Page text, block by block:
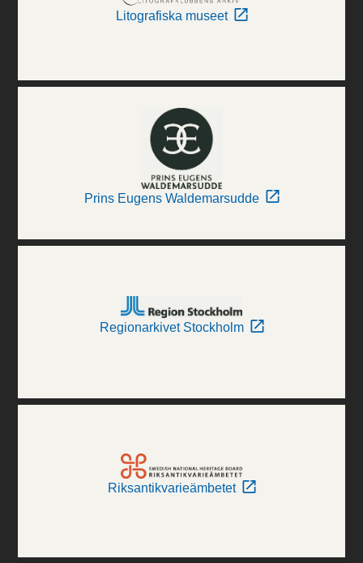
Litografiska museet
Prins Eugens Waldemarsudde
Regionarkivet Stockholm
Riksantikvarieämbetet